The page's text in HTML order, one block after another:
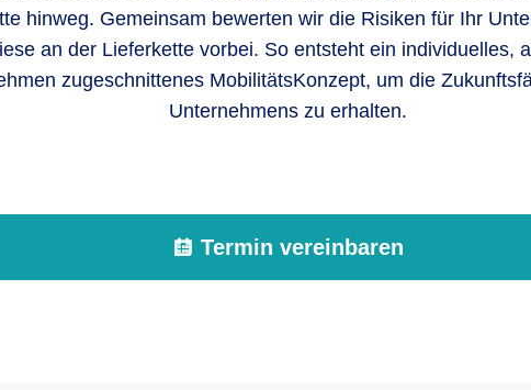
hinweg. Gemeinsam bewerten wir die Risiken für Ihr
an der Lieferkette vorbei. So entsteht ein individuelles,
zugeschnittenes MobilitätsKonzept, um die
Unternehmens zu erhalten.
Termin vereinbaren